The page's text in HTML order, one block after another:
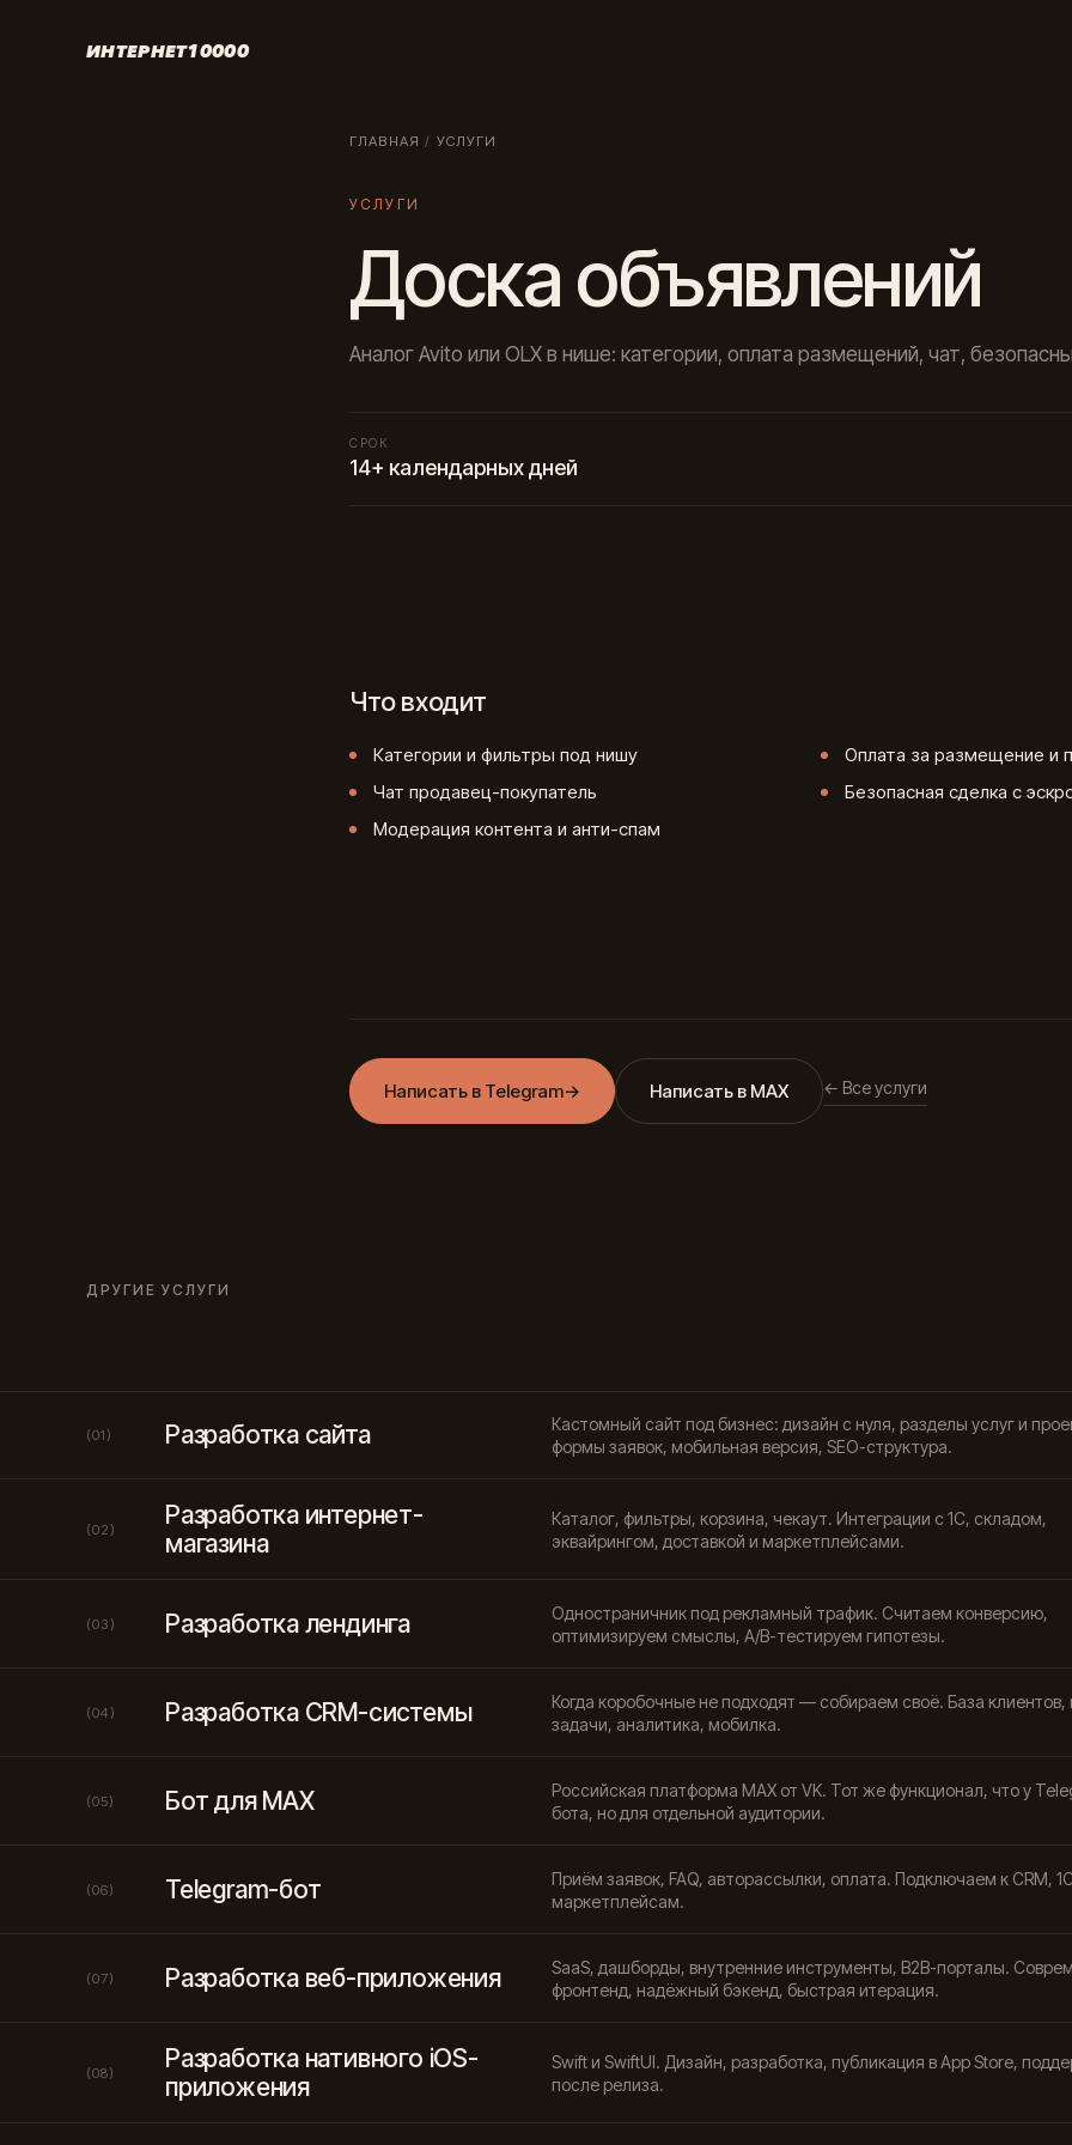
ИНТЕРНЕТ10000
ГЛАВНАЯ / УСЛУГИ
УСЛУГИ
Доска объявлений
Аналог Avito или OLX в нише: категории, оплата размещений, чат,
СРОК
14+ календарных дней
Что входит
Категории и фильтры под нишу
Оплата за размещение и
Чат продавец-покупатель
Безопасная сделка с
Модерация контента и анти-спам
Написать в Telegram→ Написать в MAX ← Все услуги
ДРУГИЕ УСЛУГИ
(01) Разработка сайта
Кастомный сайт под бизнес: дизайн с нуля, разделы услуг и
формы заявок, мобильная версия, SEO-структура.
(02)
Разработка интернет-
магазина
Каталог, фильтры, корзина, чекаут. Интеграции с 1С, складом,
эквайрингом, доставкой и маркетплейсами.
(03) Разработка лендинга
Одностраничник под рекламный трафик. Считаем конверсию,
оптимизируем смыслы, A/B-тестируем гипотезы.
(04) Разработка CRM-системы
Когда коробочные не подходят — собираем своё. База клиентов,
задачи, аналитика, мобилка.
(05) Бот для MAX
Российская платформа MAX от VK. Тот же функционал, что у
бота, но для отдельной аудитории.
(06) Telegram-бот
Приём заявок, FAQ, авторассылки, оплата. Подключаем к CRM,
маркетплейсам.
(07) Разработка веб-приложения
SaaS, дашборды, внутренние инструменты, B2B-порталы.
фронтенд, надёжный бэкенд, быстрая итерация.
(08)
Разработка нативного iOS-
приложения
Swift и SwiftUI. Дизайн, разработка, публикация в App Store,
после релиза.